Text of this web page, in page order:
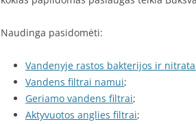
Naudinga pasidomėti:
Vandenyje rastos bakterijos ir
Vandens filtrai namui;
Geriamo vandens filtrai;
Aktyvuotos anglies filtrai;